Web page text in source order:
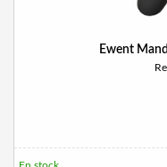
Ewent